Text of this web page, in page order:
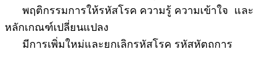
พฤติกรรมการให้รหัสโรค ความรู้ ความเข้าใจ และ
หลักเกณฑ์เปลี่ยนแปลง
มีการเพิ่มใหม่และยกเลิกรหัสโรค รหัสหัตถการ